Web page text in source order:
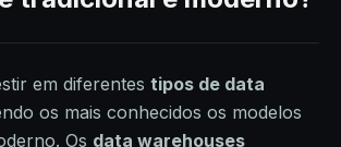
em diferentes tipos de data
os mais conhecidos os modelos
Os data warehouses